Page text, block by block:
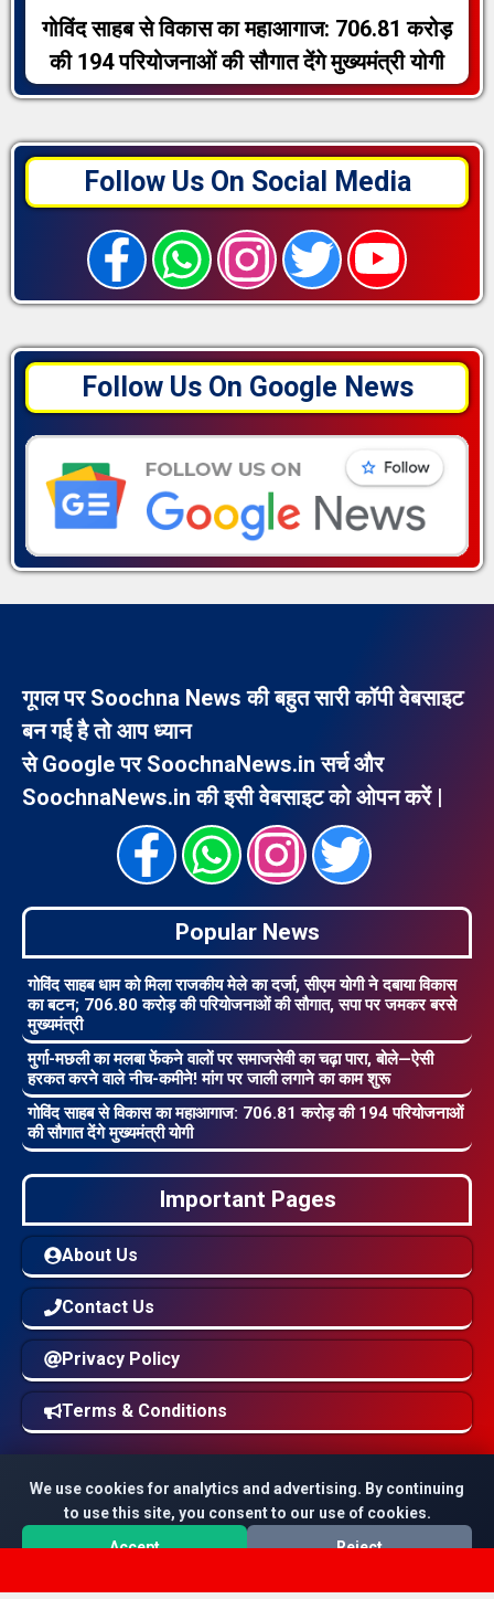
गोविंद साहब से विकास का महाआगाज: 706.81 करोड़
की 194 परियोजनाओं की सौगात देंगे मुख्यमंत्री योगी
Follow Us On Social Media
Follow Us On Google News
गूगल पर Soochna News की बहुत सारी कॉपी वेबसाइट
बन गई है तो आप ध्यान
से Google पर SoochnaNews.in सर्च और
SoochnaNews.in की इसी वेबसाइट को ओपन करें |
Popular News
गोविंद साहब धाम को मिला राजकीय मेले का दर्जा, सीएम योगी ने दबाया विकास
का बटन; 706.80 करोड़ की परियोजनाओं की सौगात, सपा पर जमकर बरसे
मुख्यमंत्री
मुर्गा-मछली का मलबा फेंकने वालों पर समाजसेवी का चढ़ा पारा, बोले—ऐसी
हरकत करने वाले नीच-कमीने! मांग पर जाली लगाने का काम शुरू
गोविंद साहब से विकास का महाआगाज: 706.81 करोड़ की 194 परियोजनाओं
की सौगात देंगे मुख्यमंत्री योगी
Important Pages
About Us
Contact Us
Privacy Policy
Terms & Conditions
© 2016 to 2026SoochnaNewsAll Rights Reserved |
We use cookies for analytics and advertising. By continuing
to use this site, you consent to our use of cookies.
Accept
Reject